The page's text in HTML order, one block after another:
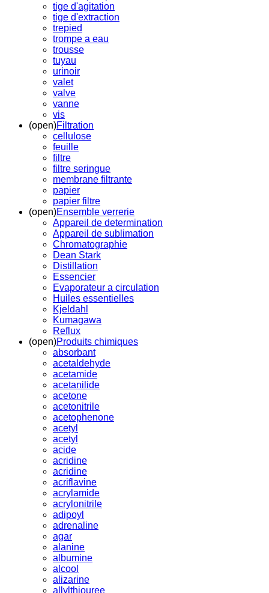
tige d'agitation
tige d'extraction
trepied
trompe a eau
trousse
tuyau
urinoir
valet
valve
vanne
vis
(open)Filtration
cellulose
feuille
filtre
filtre seringue
membrane filtrante
papier
papier filtre
(open)Ensemble verrerie
Appareil de determination
Appareil de sublimation
Chromatographie
Dean Stark
Distillation
Essencier
Evaporateur a circulation
Huiles essentielles
Kjeldahl
Kumagawa
Reflux
(open)Produits chimiques
absorbant
acetaldehyde
acetamide
acetanilide
acetone
acetonitrile
acetophenone
acetyl
acetyl
acide
acridine
acridine
acriflavine
acrylamide
acrylonitrile
adipoyl
adrenaline
agar
alanine
albumine
alcool
alizarine
allylthiouree